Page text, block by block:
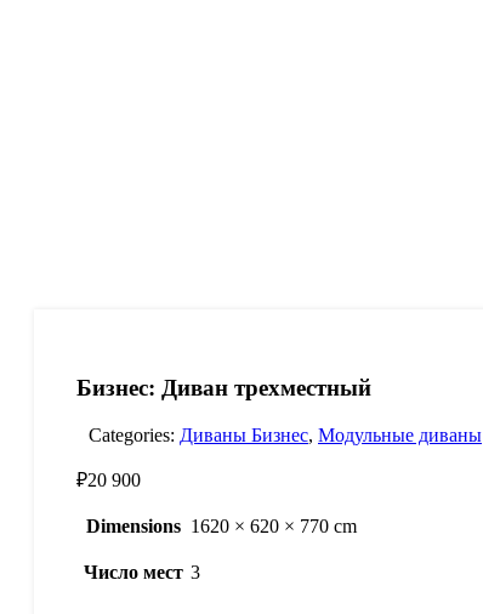
Бизнес: Диван трехместный
Categories: Диваны Бизнес, Модульные диваны
₽20 900
Dimensions 1620 × 620 × 770 cm
Число мест 3